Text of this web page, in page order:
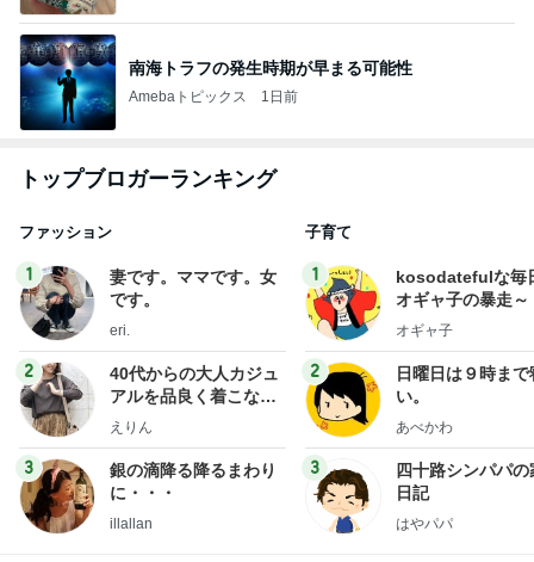
南海トラフの発生時期が早まる可能性
Amebaトピックス 1日前
トップブロガーランキング
ファッション
1
妻です。ママです。女
です。
eri.
2
40代からの大人カジュ
アルを品良く着こなす
ファッションブログ
えりん
3
銀の滴降る降るまわり
に・・・
illallan
子育て
1
kosodatefulな毎
オギャ子の暴走～
オギャ子
2
日曜日は９時まで
い。
あべかわ
3
四十路シンパパの
日記
はやパパ